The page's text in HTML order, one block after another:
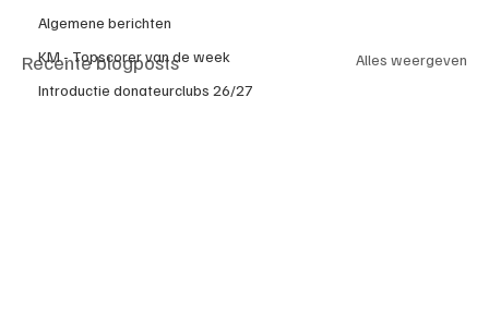
Algemene berichten
KM - Topscorer van de week
Introductie donateurclubs 26/27
Recente blogposts Alles weergeven